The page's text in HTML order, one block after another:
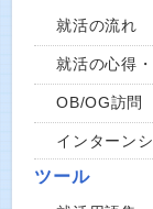
就活の流れ
就活の心得
OB/OG訪問
インターン
ツール